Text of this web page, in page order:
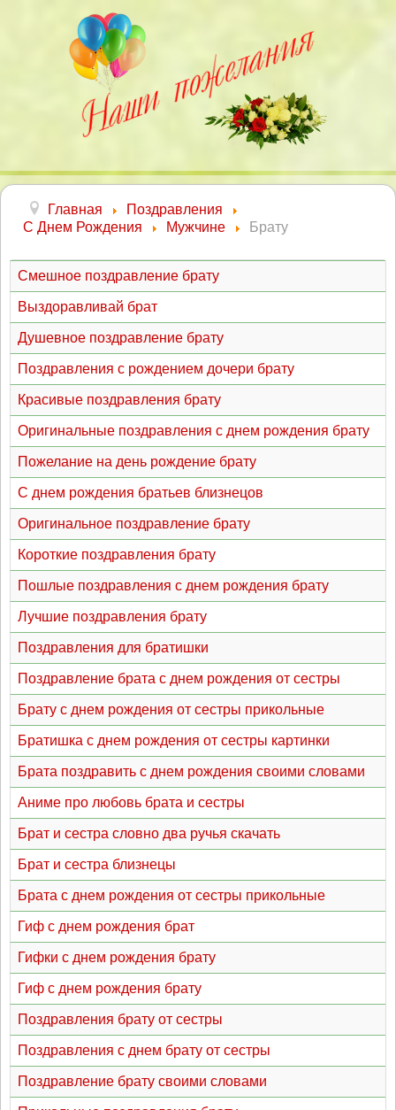
Главная
Поздравления
С Днем Рождения
Мужчине Брату
Смешное поздравление брату
Выздоравливай брат
Душевное поздравление брату
Поздравления с рождением дочери брату
Красивые поздравления брату
Оригинальные поздравления с днем рождения брату
Пожелание на день рождение брату
С днем рождения братьев близнецов
Оригинальное поздравление брату
Короткие поздравления брату
Пошлые поздравления с днем рождения брату
Лучшие поздравления брату
Поздравления для братишки
Поздравление брата с днем рождения от сестры
Брату с днем рождения от сестры прикольные
Братишка с днем рождения от сестры картинки
Брата поздравить с днем рождения своими словами
Аниме про любовь брата и сестры
Брат и сестра словно два ручья скачать
Брат и сестра близнецы
Брата с днем рождения от сестры прикольные
Гиф с днем рождения брат
Гифки с днем рождения брату
Гиф с днем рождения брату
Поздравления брату от сестры
Поздравления с днем брату от сестры
Поздравление брату своими словами